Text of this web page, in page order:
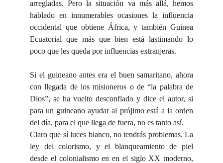
arregladas. Pero la situación va más allá, hemos
hablado en innumerables ocasiones la influencia
occidental que obtiene África, y también Guinea
Ecuatorial que más que bien está lastimando lo
poco que les queda por influencias extranjeras.
Si el guineano antes era el buen samaritano, ahora
con llegada de los misioneros o de “la palabra de
Dios”, se ha vuelto desconfiado y dice el autor, si
para un guineano ayudar al prójimo está a la orden
del día, para el que llega de fuera, no es tanto así.
Claro que sí luces blanco, no tendrás problemas. La
ley del colorismo, y el blanqueamiento de piel
desde el colonialismo en en el siglo XX moderno,